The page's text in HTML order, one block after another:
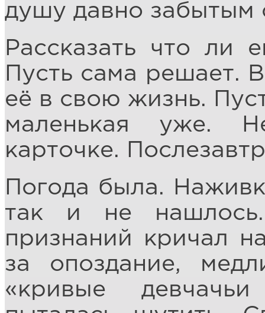
душу давно забытым
Рассказать что ли
Пусть сама решает.
её в свою жизнь.
маленькая уже.
карточке.
Погода была.
так и не
признаний кричал
за опоздание,
«кривые